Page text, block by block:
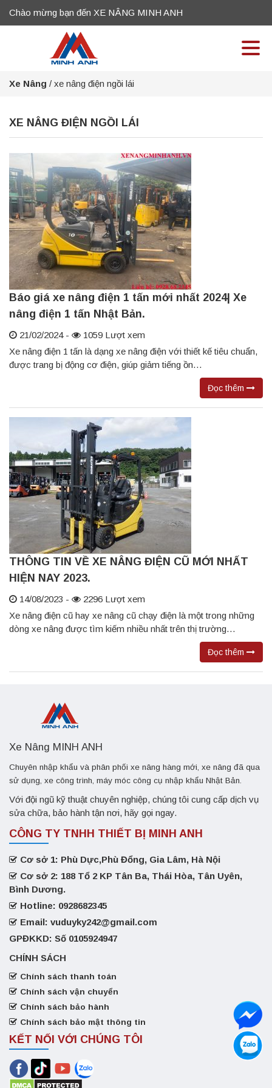
Chào mừng bạn đến XE NÂNG MINH ANH
Xe Nâng / xe nâng điện ngồi lái
XE NÂNG ĐIỆN NGỒI LÁI
Báo giá xe nâng điện 1 tấn mới nhất 2024| Xe
nâng điện 1 tấn Nhật Bản.
21/02/2024 -
1059 Lượt xem
Xe nâng điện 1 tấn là dạng xe nâng điện với thiết kế tiêu chuẩn,
được trang bị động cơ điện, giúp giảm tiếng ồn…
Đọc thêm
THÔNG TIN VỀ XE NÂNG ĐIỆN CŨ MỚI NHẤT
HIỆN NAY 2023.
14/08/2023 -
2296 Lượt xem
Xe nâng điện cũ hay xe nâng cũ chạy điện là một trong những
dòng xe nâng được tìm kiếm nhiều nhất trên thị trường…
Đọc thêm
Xe Nâng MINH ANH
Chuyên nhập khẩu và phân phối xe nâng hàng mới, xe nâng đã qua
sử dụng, xe công trình, máy móc công cụ nhập khẩu Nhật Bản.
Với đội ngũ kỹ thuật chuyên nghiệp, chúng tôi cung cấp dịch vụ
sửa chữa, bảo hành tận nơi, hãy gọi ngay.
CÔNG TY TNHH THIẾT BỊ MINH ANH
Cơ sở 1: Phù Dực,Phù Đổng, Gia Lâm, Hà Nội
Cơ sở 2: 188 Tổ 2 KP Tân Ba, Thái Hòa, Tân Uyên,
Bình Dương.
Hotline: 0928682345
Email: vuduyky242@gmail.com
GPĐKKD: Số 0105924947
CHÍNH SÁCH
Chính sách thanh toán
Chính sách vận chuyển
Chính sách bảo hành
Chính sách bảo mật thông tin
KẾT NỐI VỚI CHÚNG TÔI